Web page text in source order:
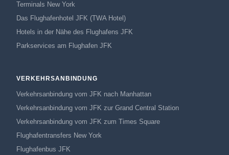
Terminals New York
Das Flughafenhotel JFK (TWA Hotel)
Hotels in der Nähe des Flughafens JFK
Parkservices am Flughafen JFK
VERKEHRSANBINDUNG
Verkehrsanbindung vom JFK nach Manhattan
Verkehrsanbindung vom JFK zur Grand Central Station
Verkehrsanbindung vom JFK zum Times Square
Flughafentransfers New York
Flughafenbus JFK